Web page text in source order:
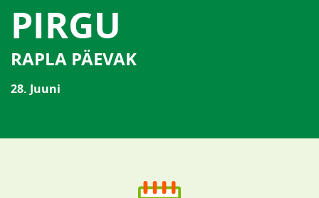
PIRGU
RAPLA PÄEVAK
28. Juuni